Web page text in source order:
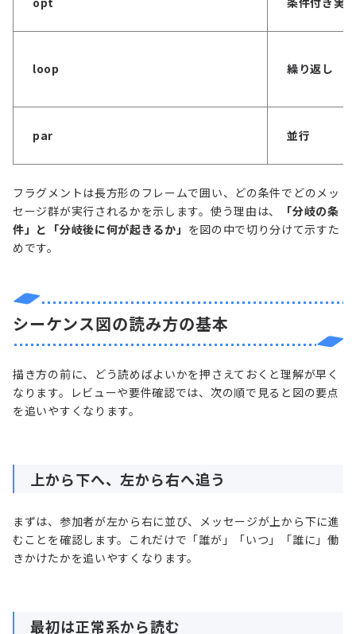
loop 繰り返し
par 並行
フラグメントは長方形のフレームで囲い、どの条件でどのメッ
セージ群が実行されるかを示します。使う理由は、
「分岐の条
件」と「分岐後に何が起きるか」 を図の中で切り分けて示すた
めです。
シーケンス図の読み方の基本
描き方の前に、どう読めばよいかを押さえておくと理解が早く
なります。レビューや要件確認では、次の順で見ると図の要点
を追いやすくなります。
上から下へ、左から右へ追う
まずは、参加者が左から右に並び、メッセージが上から下に進
むことを確認します。これだけで「誰が」「いつ」「誰に」働
きかけたかを追いやすくなります。
最初は正常系から読む